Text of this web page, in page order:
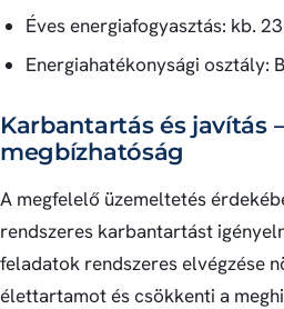
Éves energiafogyasztás: kb.
Energiahatékonysági osztály: B
Karbantartás és javítás
megbízhatóság
A megfelelő üzemeltetés
rendszeres karbantartást
feladatok rendszeres elvégzése
élettartamot és csökkenti a